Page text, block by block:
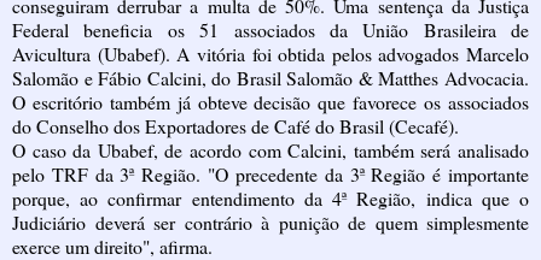
conseguiram derrubar a multa de 50%. Uma sentença da Justiça
Federal beneficia os 51 associados da União Brasileira de
Avicultura (Ubabef). A vitória foi obtida pelos advogados Marcelo
Salomão e Fábio Calcini, do Brasil Salomão & Matthes Advocacia.
O escritório também já obteve decisão que favorece os associados
do Conselho dos Exportadores de Café do Brasil (Cecafé).
O caso da Ubabef, de acordo com Calcini, também será analisado
pelo TRF da 3ª Região. "O precedente da 3ª Região é importante
porque, ao confirmar entendimento da 4ª Região, indica que o
Judiciário deverá ser contrário à punição de quem simplesmente
exerce um direito", afirma.